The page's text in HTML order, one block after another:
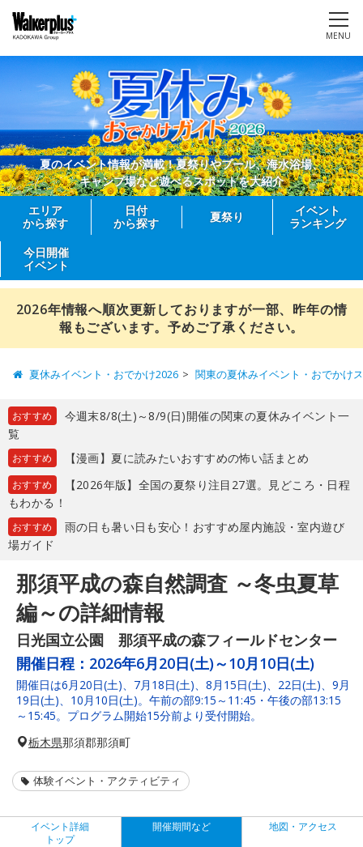
MENU
夏のイベント情報が満載！夏祭りやプール、海水浴場、
キャンプ場など遊べるスポットを大紹介
エリア
から探す
日付
から探す
夏祭り
イベント
ランキング
今日開催
イベント
2026年情報へ順次更新しておりますが一部、昨年の情
報もございます。予めご了承ください。
夏休みイベント・おでかけ2026 関東の夏休みイベント・おでかけ
おすすめ
今週末8/8(土)～8/9(日)開催の関東の夏休みイベント一
覧
おすすめ 【漫画】夏に読みたいおすすめの怖い話まとめ
おすすめ
【2026年版】全国の夏祭り注目27選。見どころ・日程
もわかる！
おすすめ
雨の日も暑い日も安心！おすすめ屋内施設・室内遊び
場ガイド
那須平成の森自然調査 ～冬虫夏草
編～の詳細情報
日光国立公園 那須平成の森フィールドセンター
開催日程： 2026年6月20日(土)～10月10日(土)
開催日は6月20日(土)、7月18日(土)、8月15日(土)、22日(土)、9月
19日(土)、10月10日(土)。午前の部9:15～11:45・午後の部13:15
～15:45。プログラム開始15分前より受付開始。
栃木県那須郡那須町
体験イベント・アクティビティ
イベント詳細
トップ
開催期間など 地図・アクセス